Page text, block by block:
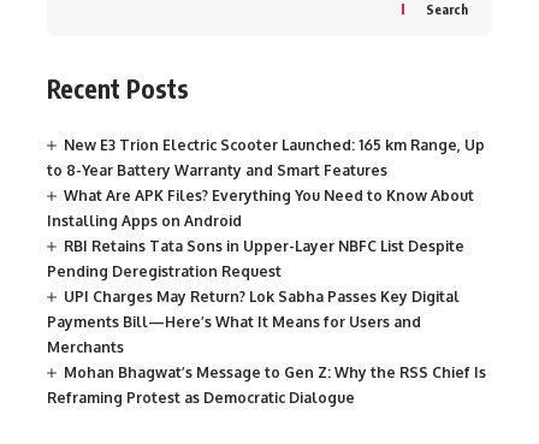
Search
Recent Posts
New E3 Trion Electric Scooter Launched: 165 km Range, Up
to 8-Year Battery Warranty and Smart Features
What Are APK Files? Everything You Need to Know About
Installing Apps on Android
RBI Retains Tata Sons in Upper-Layer NBFC List Despite
Pending Deregistration Request
UPI Charges May Return? Lok Sabha Passes Key Digital
Payments Bill—Here’s What It Means for Users and
Merchants
Mohan Bhagwat’s Message to Gen Z: Why the RSS Chief Is
Reframing Protest as Democratic Dialogue